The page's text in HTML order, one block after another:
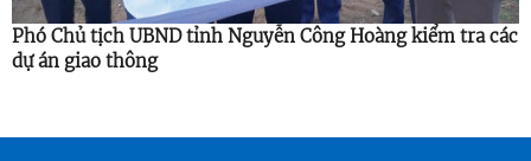
Phó Chủ tịch UBND tỉnh Nguyễn Công Hoàng kiểm tra các
dự án giao thông